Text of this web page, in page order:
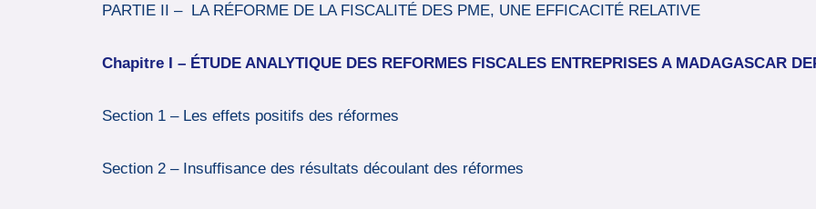
PARTIE II – LA RÉFORME DE LA FISCALITÉ DES PME, UNE EFFICACITÉ RELATIVE
Chapitre I – ÉTUDE ANALYTIQUE DES REFORMES FISCALES ENTREPRISES A MADAGASCAR
Section 1 – Les effets positifs des réformes
Section 2 – Insuffisance des résultats découlant des réformes